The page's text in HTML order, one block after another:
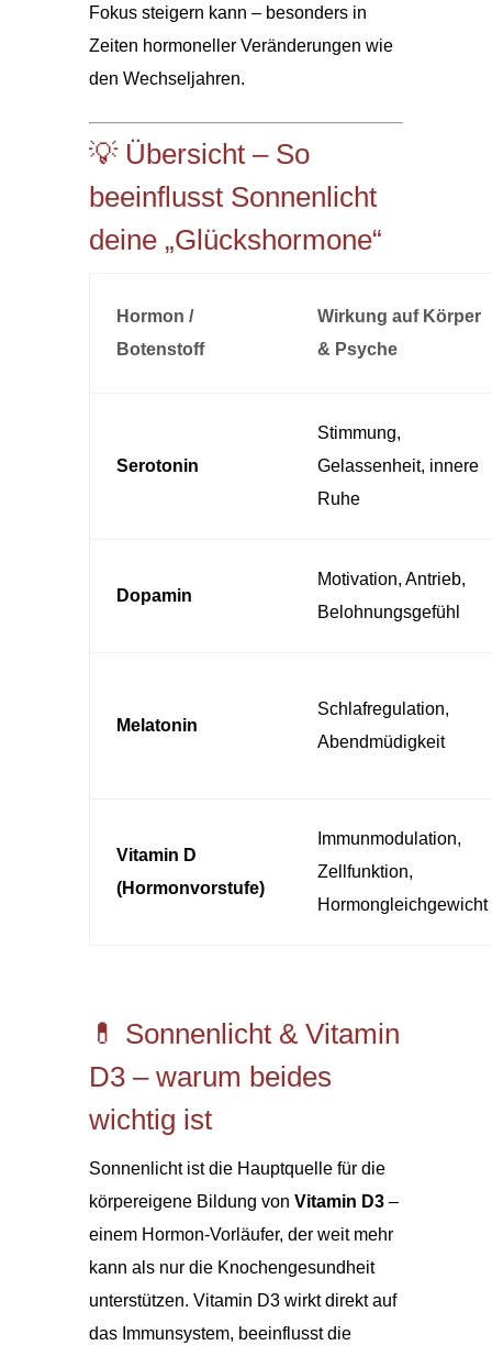
Fokus steigern kann – besonders in
Zeiten hormoneller Veränderungen wie
den Wechseljahren.
💡 Übersicht – So
beeinflusst Sonnenlicht
deine „Glückshormone“
Hormon /
Botenstoff
Wirkung auf Körper
& Psyche
Serotonin
Stimmung,
Gelassenheit, innere
Ruhe
Dopamin
Motivation, Antrieb,
Belohnungsgefühl
Melatonin
Schlafregulation,
Abendmüdigkeit
Vitamin D
(Hormonvorstufe)
Immunmodulation,
Zellfunktion,
Hormongleichgewicht
💊 Sonnenlicht & Vitamin
D3 – warum beides
wichtig ist
Sonnenlicht ist die Hauptquelle für die
körpereigene Bildung von Vitamin D3–
einem Hormon-Vorläufer, der weit mehr
kann als nur die Knochengesundheit
unterstützen. Vitamin D3 wirkt direkt auf
das Immunsystem, beeinflusst die